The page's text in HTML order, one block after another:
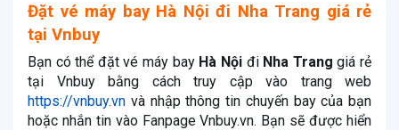
Đặt vé máy bay Hà Nội đi Nha Trang giá rẻ
tại Vnbuy
Bạn có thể đặt vé máy bay Hà Nộiđi Nha Trang giá rẻ
tại Vnbuy bằng cách truy cập vào trang web
https://vnbuy.vn và nhập thông tin chuyến bay của bạn
hoặc nhắn tin vào Fanpage Vnbuy.vn. Bạn sẽ được hiển